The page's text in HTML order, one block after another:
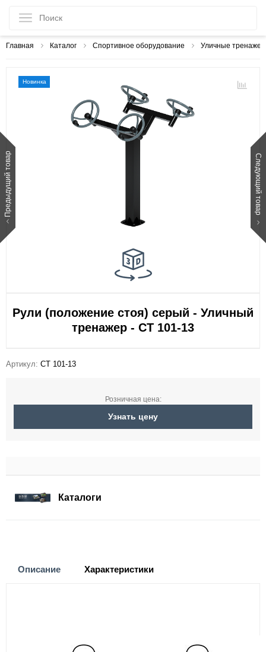
Главная Каталог Спортивное оборудование Уличные
Новинка
Предыдущий товар Следующий товар
Рули (положение стоя) серый - Уличный
тренажер - СТ 101-13
Артикул: СТ 101-13
Розничная цена:
Узнать цену
Каталоги
Описание Характеристики